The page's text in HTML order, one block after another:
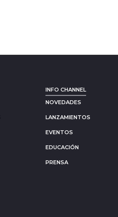
INFO CHANNEL
NOVEDADES
LANZAMIENTOS
EVENTOS
EDUCACIÓN
PRENSA